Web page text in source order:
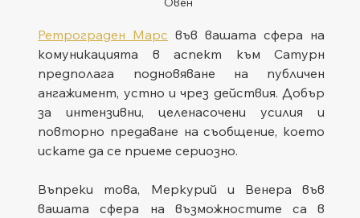
Ретрограден Марс във вашата сфера на
комуникацията в аспект към Сатурн
предполага подновяване на публичен
ангажимент, устно и чрез действия. Добър
за интензивни, целенасочени усилия и
повторно предаване на съобщение, което
искате да се приеме сериозно.
Въпреки това, Меркурий и Венера във
вашата сфера на възможностите са в